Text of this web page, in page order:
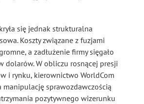
się jednak strukturalna
Koszty związane z fuzjami
a zadłużenie firmy sięgało
dolarów. W obliczu rosnącej presji
i rynku, kierownictwo WorldCom
manipulację sprawozdawczością
pozytywnego wizerunku